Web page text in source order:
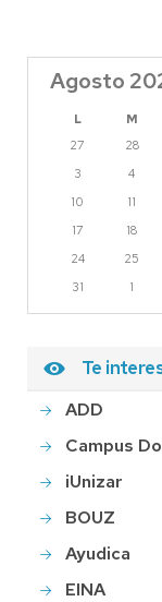
Agosto
L M
27
28
3
4
10
11
17
18
24
25
31
1
Te
ADD
Campus
iUnizar
BOUZ
Ayudica
EINA